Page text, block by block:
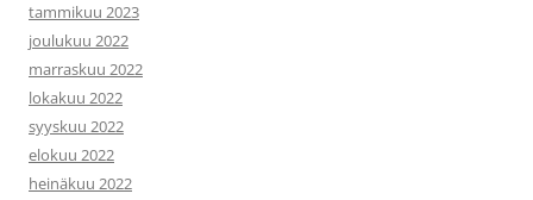
tammikuu 2023
joulukuu 2022
marraskuu 2022
lokakuu 2022
syyskuu 2022
elokuu 2022
heinäkuu 2022